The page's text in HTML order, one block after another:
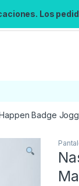
Los
disponible
widget de
de nuevo.
Badge